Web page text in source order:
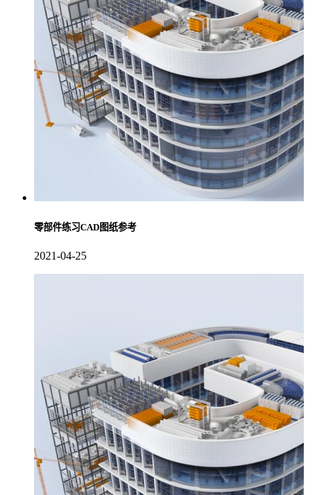
零部件练习CAD图纸参考
2021-04-25